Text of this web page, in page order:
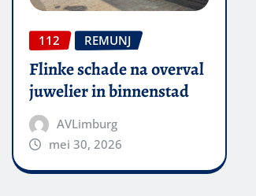
112 REMUNJ
Flinke schade na overval
juwelier in binnenstad
AVLimburg
mei 30, 2026